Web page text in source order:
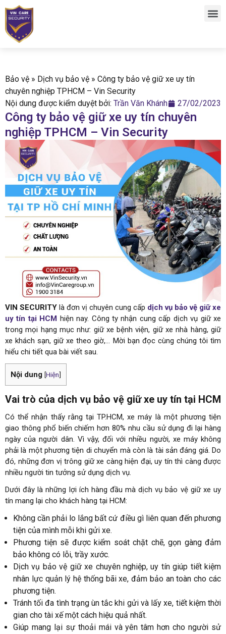
Bảo vệ » Dịch vụ bảo vệ » Công ty bảo vệ giữ xe uy tín
chuyên nghiệp TPHCM – Vin Security
Nội dung được kiểm duyệt bởi: Trần Văn Khánh 27/02/2023
Công ty bảo vệ giữ xe uy tín chuyên
nghiệp TPHCM – Vin Security
VIN SECURITY là đơn vị chuyên cung cấp dịch vụ bảo vệ giữ xe
uy tín tại HCM hiện nay. Công ty nhận cung cấp dịch vụ giữ xe
trong mọi hạng mục như: giữ xe bệnh viện, giữ xe nhà hàng, giữ
xe khách sạn, giữ xe theo giờ,… Mời bạn đọc cùng chúng tôi tìm
hiểu chi tiết qua bài viết sau.
Nội dung [Hiện]
Vai trò của dịch vụ bảo vệ giữ xe uy tín tại HCM
Có thể nhận thấy rằng tại TP.HCM, xe máy là một phương tiện
giao thông phổ biến chiếm hơn 80% nhu cầu sử dụng đi lại hàng
ngày của người dân. Vì vậy, đối với nhiều người, xe máy không
phải là một phương tiện di chuyển mà còn là tài sản đáng giá. Do
đó, những đơn vị trông giữ xe càng hiện đại, uy tín thì càng được
nhiều người tin tưởng sử dụng dịch vụ.
Dưới đây là những lợi ích hàng đầu mà dịch vụ bảo vệ giữ xe uy
tín mang lại cho khách hàng tại HCM:
Không cần phải lo lắng bất cứ điều gì liên quan đến phương
tiện của mình mỗi khi gửi xe.
Phương tiện sẽ được kiểm soát chặt chẽ, gọn gàng đảm
bảo không có lỗi, trầy xước.
Dịch vụ bảo vệ giữ xe chuyên nghiệp, uy tín giúp tiết kiệm
nhân lực quản lý hệ thống bãi xe, đảm bảo an toàn cho các
phương tiện.
Tránh tối đa tình trạng ùn tắc khi gửi và lấy xe, tiết kiệm thời
gian cho tài xế một cách hiệu quả nhất.
Giúp mang lại sự thoải mái và yên tâm hơn cho người sử